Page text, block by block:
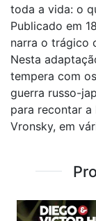
toda a vida: o
Publicado em
narra o trágico
Nesta
tempera com
guerra russo-
para recontar
Vronsky, em